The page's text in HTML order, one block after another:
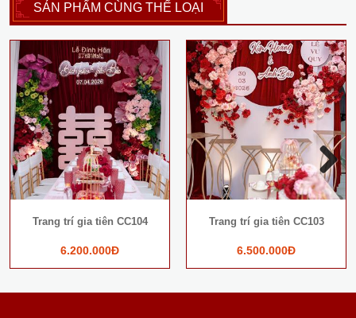
SẢN PHẨM CÙNG THỂ LOẠI
Trang trí gia tiên CC104
6.200.000Đ
Trang trí gia tiên CC103
6.500.000Đ
Next